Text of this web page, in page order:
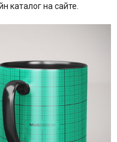
каталог на сайте.